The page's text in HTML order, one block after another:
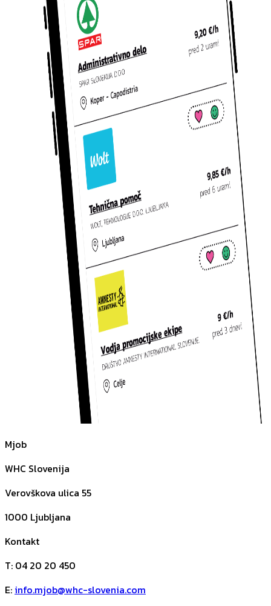
Mjob
WHC Slovenija
Verovškova ulica 55
1000 Ljubljana
Kontakt
T: 04 20 20 450
E: info.mjob@whc-slovenia.com